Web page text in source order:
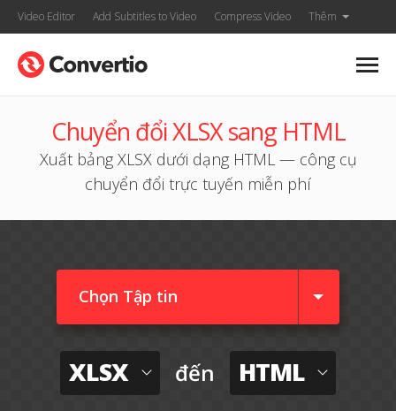
Video Editor Add Subtitles to Video Compress Video Thêm
Chuyển đổi XLSX sang HTML
Xuất bảng XLSX dưới dạng HTML — công cụ
chuyển đổi trực tuyến miễn phí
Chọn Tập tin
XLSX đến HTML